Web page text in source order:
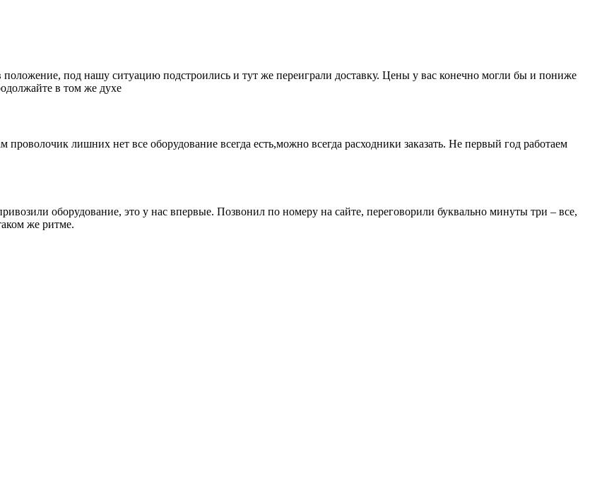
под нашу ситуацию подстроились и тут же переиграли доставку. Цены у вас конечно могли бы и пониже
в том же духе
лишних нет все оборудование всегда есть,можно всегда расходники заказать. Не первый год работаем
оборудование, это у нас впервые. Позвонил по номеру на сайте, переговорили буквально минуты три – все,
же ритме.